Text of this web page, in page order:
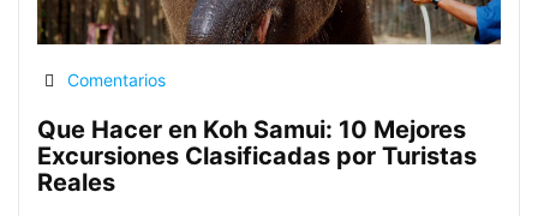
Comentarios
Que Hacer en Koh Samui: 10 Mejores
Excursiones Clasificadas por Turistas
Reales